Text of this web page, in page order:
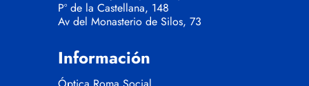
Pº de la Castellana, 148
Av del Monasterio de Silos, 73
Información